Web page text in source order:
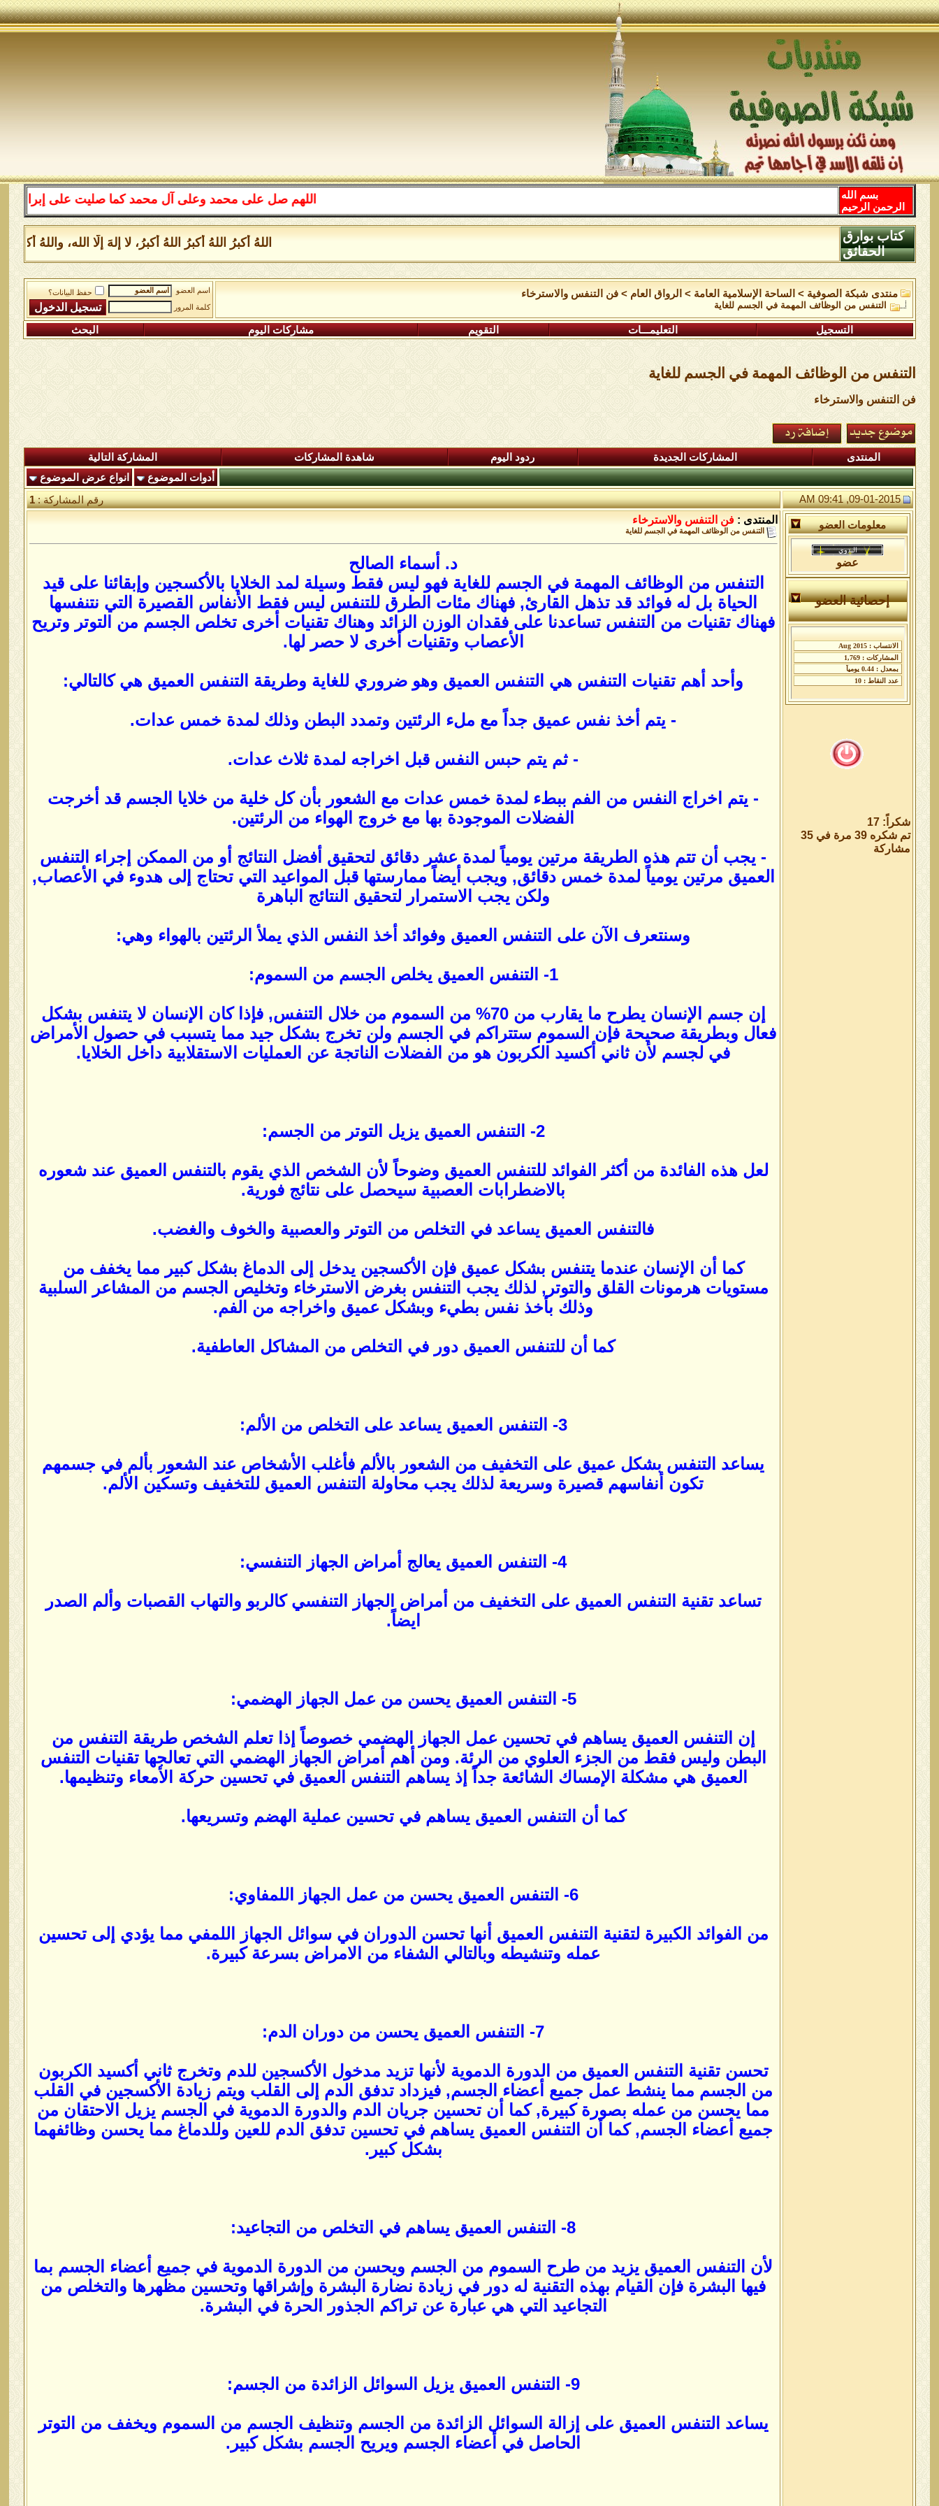
اللهم صل على محمد وعلى آل محمد كما صليت على إبراهيم وعلى آل
بسم الله
الرحمن الرحيم
اللهُ أكبرُ اللهُ أكبرُ اللهُ أكبرُ، لا إلهَ إلَّا الله، واللهُ أكبر
كتاب بوارق
الحقائق
منتدى شبكة الصوفية > الساحة اﻹسلامية العامة > الرواق العام >فن التنفس والاسترخاء
التنفس من الوظائف المهمة في الجسم للغاية
اسم العضو
حفظ البيانات؟
كلمة المرور
التسجيل التعليمـــات التقويم مشاركات اليوم البحث
التنفس من الوظائف المهمة في الجسم للغاية
فن التنفس والاسترخاء
المنتدى المشاركات الجديدة ردود اليوم شاهدة المشاركات
المشاركة التالية
أدوات الموضوع
انواع عرض الموضوع
09-01-2015, 09:41 AM
رقم المشاركة :1
معلومات العضو
عضو
إحصائية العضو
شكراً: 17
تم شكره 39 مرة في 35
مشاركة
المنتدى : فن التنفس والاسترخاء
التنفس من الوظائف المهمة في الجسم للغاية
د. أسماء الصالح
التنفس من الوظائف المهمة في الجسم للغاية فهو ليس فقط وسيلة لمد الخلايا بالأكسجين وإبقائنا على قيد
الحياة بل له فوائد قد تذهل القارئ, فهناك مئات الطرق للتنفس ليس فقط الأنفاس القصيرة التي نتنفسها
فهناك تقنيات من التنفس تساعدنا على فقدان الوزن الزائد وهناك تقنيات أخرى تخلص الجسم من التوتر وتريح
الأعصاب وتقنيات أخرى لا حصر لها.
وأحد أهم تقنيات التنفس هي التنفس العميق وهو ضروري للغاية وطريقة التنفس العميق هي كالتالي:
- يتم أخذ نفس عميق جداً مع ملء الرئتين وتمدد البطن وذلك لمدة خمس عدات.
- ثم يتم حبس النفس قبل اخراجه لمدة ثلاث عدات.
- يتم اخراج النفس من الفم ببطء لمدة خمس عدات مع الشعور بأن كل خلية من خلايا الجسم قد أخرجت
الفضلات الموجودة بها مع خروج الهواء من الرئتين.
- يجب أن تتم هذه الطريقة مرتين يومياً لمدة عشر دقائق لتحقيق أفضل النتائج أو من الممكن إجراء التنفس
العميق مرتين يومياً لمدة خمس دقائق, ويجب أيضاً ممارستها قبل المواعيد التي تحتاج إلى هدوء في الأعصاب,
ولكن يجب الاستمرار لتحقيق النتائج الباهرة
وسنتعرف الآن على التنفس العميق وفوائد أخذ النفس الذي يملأ الرئتين بالهواء وهي:
1- التنفس العميق يخلص الجسم من السموم:
إن جسم الإنسان يطرح ما يقارب من 70% من السموم من خلال التنفس, فإذا كان الإنسان لا يتنفس بشكل
فعال وبطريقة صحيحة فإن السموم ستتراكم في الجسم ولن تخرج بشكل جيد مما يتسبب في حصول الأمراض
في لجسم لأن ثاني أكسيد الكربون هو من الفضلات الناتجة عن العمليات الاستقلابية داخل الخلايا.
2- التنفس العميق يزيل التوتر من الجسم:
لعل هذه الفائدة من أكثر الفوائد للتنفس العميق وضوحاً لأن الشخص الذي يقوم بالتنفس العميق عند شعوره
بالاضطرابات العصبية سيحصل على نتائج فورية.
فالتنفس العميق يساعد في التخلص من التوتر والعصبية والخوف والغضب.
كما أن الإنسان عندما يتنفس بشكل عميق فإن الأكسجين يدخل إلى الدماغ بشكل كبير مما يخفف من
مستويات هرمونات القلق والتوتر, لذلك يجب التنفس بغرض الاسترخاء وتخليص الجسم من المشاعر السلبية
وذلك بأخذ نفس بطيء وبشكل عميق واخراجه من الفم.
كما أن للتنفس العميق دور في التخلص من المشاكل العاطفية.
3- التنفس العميق يساعد على التخلص من الألم:
يساعد التنفس بشكل عميق على التخفيف من الشعور بالألم فأغلب الأشخاص عند الشعور بألم في جسمهم
تكون أنفاسهم قصيرة وسريعة لذلك يجب محاولة التنفس العميق للتخفيف وتسكين الألم.
4- التنفس العميق يعالج أمراض الجهاز التنفسي:
تساعد تقنية التنفس العميق على التخفيف من أمراض الجهاز التنفسي كالربو والتهاب القصبات وألم الصدر
ايضاً.
5- التنفس العميق يحسن من عمل الجهاز الهضمي:
إن التنفس العميق يساهم في تحسين عمل الجهاز الهضمي خصوصاً إذا تعلم الشخص طريقة التنفس من
البطن وليس فقط من الجزء العلوي من الرئة. ومن أهم أمراض الجهاز الهضمي التي تعالجها تقنيات التنفس
العميق هي مشكلة الإمساك الشائعة جداً إذ يساهم التنفس العميق في تحسين حركة الأمعاء وتنظيمها.
كما أن التنفس العميق يساهم في تحسين عملية الهضم وتسريعها.
6- التنفس العميق يحسن من عمل الجهاز اللمفاوي:
من الفوائد الكبيرة لتقنية التنفس العميق أنها تحسن الدوران في سوائل الجهاز اللمفي مما يؤدي إلى تحسين
عمله وتنشيطه وبالتالي الشفاء من الامراض بسرعة كبيرة.
7- التنفس العميق يحسن من دوران الدم:
تحسن تقنية التنفس العميق من الدورة الدموية لأنها تزيد مدخول الأكسجين للدم وتخرج ثاني أكسيد الكربون
من الجسم مما ينشط عمل جميع أعضاء الجسم, فيزداد تدفق الدم إلى القلب ويتم زيادة الأكسجين في القلب
مما يحسن من عمله بصورة كبيرة, كما أن تحسين جريان الدم والدورة الدموية في الجسم يزيل الاحتقان من
جميع أعضاء الجسم, كما أن التنفس العميق يساهم في تحسين تدفق الدم للعين وللدماغ مما يحسن وظائفهما
بشكل كبير.
8- التنفس العميق يساهم في التخلص من التجاعيد:
لأن التنفس العميق يزيد من طرح السموم من الجسم ويحسن من الدورة الدموية في جميع أعضاء الجسم بما
فيها البشرة فإن القيام بهذه التقنية له دور في زيادة نضارة البشرة وإشراقها وتحسين مظهرها والتخلص من
التجاعيد التي هي عبارة عن تراكم الجذور الحرة في البشرة.
9- التنفس العميق يزيل السوائل الزائدة من الجسم:
يساعد التنفس العميق على إزالة السوائل الزائدة من الجسم وتنظيف الجسم من السموم ويخفف من التوتر
الحاصل في أعضاء الجسم ويريح الجسم بشكل كبير.